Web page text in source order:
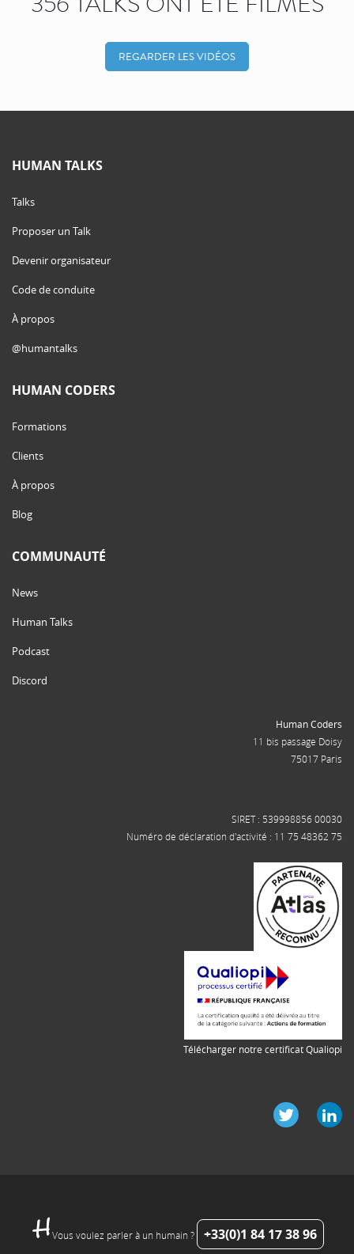
REGARDER LES VIDÉOS
HUMAN TALKS
Talks
Proposer un Talk
Devenir organisateur
Code de conduite
À propos
@humantalks
HUMAN CODERS
Formations
Clients
À propos
Blog
COMMUNAUTÉ
News
Human Talks
Podcast
Discord
Human Coders
11 bis passage Doisy
75017 Paris
SIRET : 539998856 00030
Numéro de déclaration d'activité : 11 75 48362 75
Télécharger notre certificat Qualiopi
Vous voulez parler à un humain ? +33(0)1 84 17 38 96